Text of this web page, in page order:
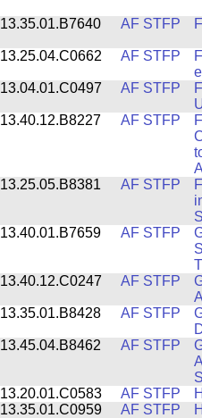
13.35.01.B7640 AF STFP
13.25.04.C0662 AF STFP
13.04.01.C0497
AF STFP
13.40.12.B8227
AF STFP
13.25.05.B8381
AF STFP
13.40.01.B7659
AF STFP
13.40.12.C0247
AF STFP
13.35.01.B8428
AF STFP
13.45.04.B8462
AF STFP
13.20.01.C0583
AF STFP
13.35.01.C0959
AF STFP